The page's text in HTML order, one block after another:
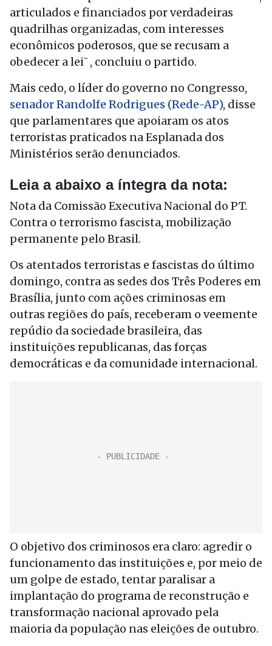
articulados e financiados por verdadeiras
quadrilhas organizadas, com interesses
econômicos poderosos, que se recusam a
obedecer a lei˜, concluiu o partido.
Mais cedo, o líder do governo no Congresso,
senador Randolfe Rodrigues (Rede-AP), disse
que parlamentares que apoiaram os atos
terroristas praticados na Esplanada dos
Ministérios serão denunciados.
Leia a abaixo a íntegra da nota:
Nota da Comissão Executiva Nacional do PT.
Contra o terrorismo fascista, mobilização
permanente pelo Brasil.
Os atentados terroristas e fascistas do último
domingo, contra as sedes dos Três Poderes em
Brasília, junto com ações criminosas em
outras regiões do país, receberam o veemente
repúdio da sociedade brasileira, das
instituições republicanas, das forças
democráticas e da comunidade internacional.
O objetivo dos criminosos era claro: agredir o
funcionamento das instituições e, por meio de
um golpe de estado, tentar paralisar a
implantação do programa de reconstrução e
transformação nacional aprovado pela
maioria da população nas eleições de outubro.